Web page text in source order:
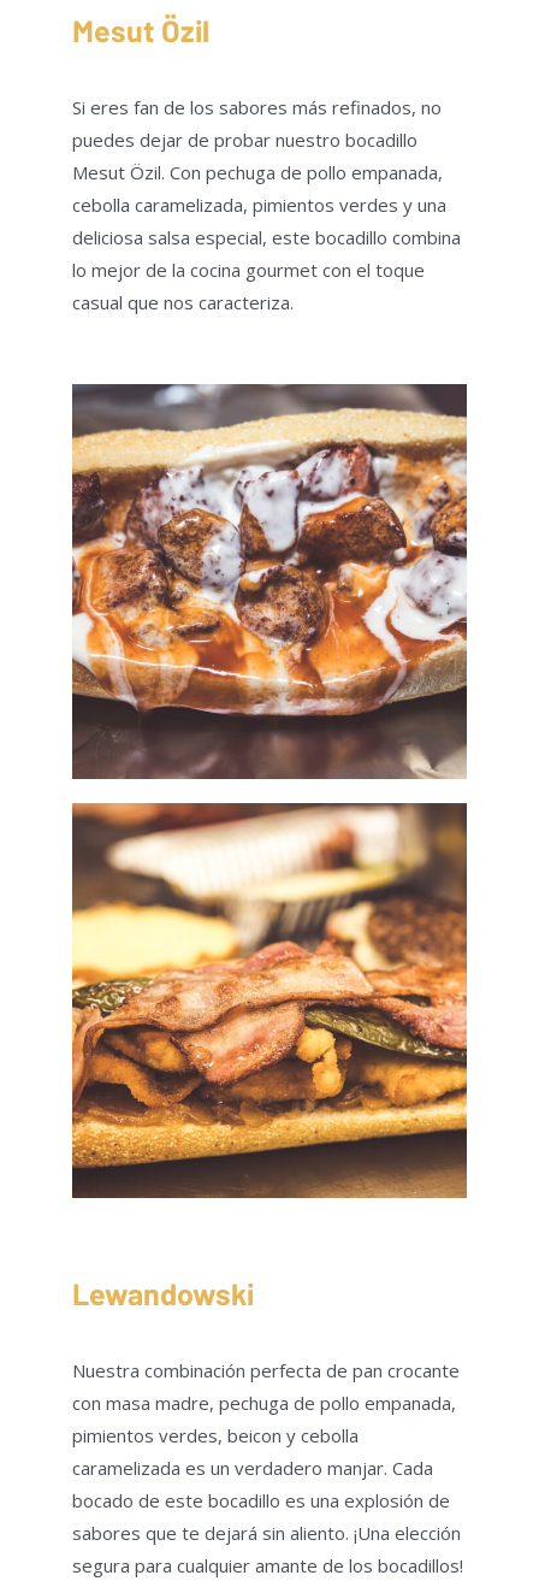
Mesut Özil
Si eres fan de los sabores más refinados, no
puedes dejar de probar nuestro bocadillo
Mesut Özil. Con pechuga de pollo empanada,
cebolla caramelizada, pimientos verdes y una
deliciosa salsa especial, este bocadillo combina
lo mejor de la cocina gourmet con el toque
casual que nos caracteriza.
Lewandowski
Nuestra combinación perfecta de pan crocante
con masa madre, pechuga de pollo empanada,
pimientos verdes, beicon y cebolla
caramelizada es un verdadero manjar. Cada
bocado de este bocadillo es una explosión de
sabores que te dejará sin aliento. ¡Una elección
segura para cualquier amante de los bocadillos!